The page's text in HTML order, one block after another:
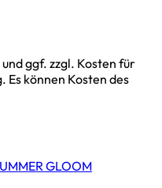
ggf. zzgl. Kosten für
Es können Kosten des